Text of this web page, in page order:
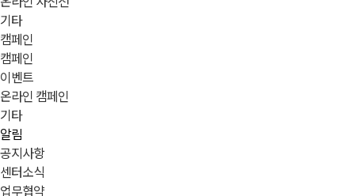
기타
캠페인
캠페인
이벤트
온라인 캠페인
기타
알림
공지사항
센터소식
업무협약